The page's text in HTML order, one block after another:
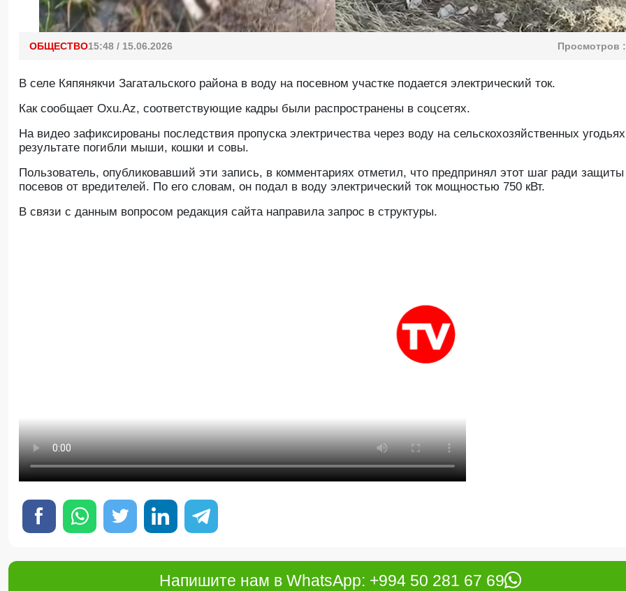
ОБЩЕСТВО15:48 / 15.06.2026 Просмотров :
В селе Кяпянякчи Загатальского района в воду на посевном участке подается электрический ток.
Как сообщает Oxu.Az, соответствующие кадры были распространены в соцсетях.
На видео зафиксированы последствия пропуска электричества через воду на сельскохозяйственных
результате погибли мыши, кошки и совы.
Пользователь, опубликовавший эти запись, в комментариях отметил, что предпринял этот шаг ради защиты
посевов от вредителей. По его словам, он подал в воду электрический ток мощностью 750 кВт.
В связи с данным вопросом редакция сайта направила запрос в структуры.
Напишите нам в WhatsApp: +994 50 281 67 69